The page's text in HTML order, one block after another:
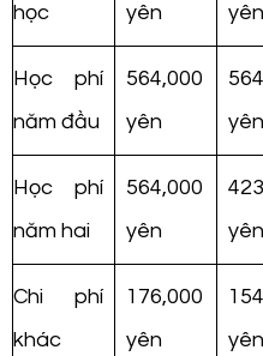
học
yên
yên
Học phí
năm đầu
564,000
yên
yên
Học phí
năm hai
564,000
yên
yên
Chi phí
khác
176,000
yên
yên